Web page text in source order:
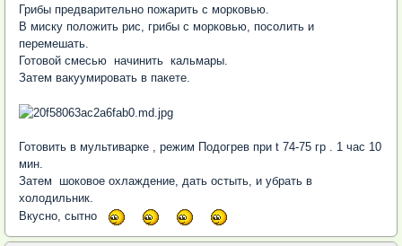
Грибы предварительно пожарить с морковью.
В миску положить рис, грибы с морковью, посолить и
перемешать.
Готовой смесью начинить кальмары.
Затем вакуумировать в пакете.
Готовить в мультиварке , режим Подогрев при t 74-75 гр . 1 час 10
мин.
Затем шоковое охлаждение, дать остыть, и убрать в
холодильник.
Вкусно, сытно